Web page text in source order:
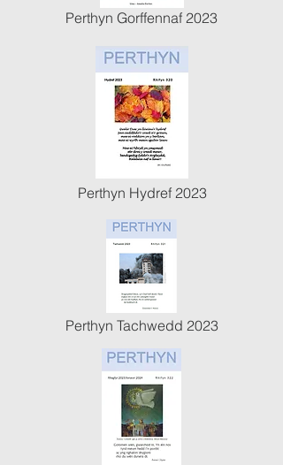
Perthyn Gorffennaf 2023
Perthyn Hydref 2023
Perthyn Tachwedd 2023